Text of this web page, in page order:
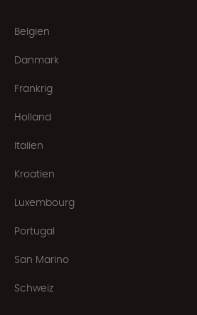
Belgien
Danmark
Frankrig
Holland
Italien
Kroatien
Luxembourg
Portugal
San Marino
Schweiz